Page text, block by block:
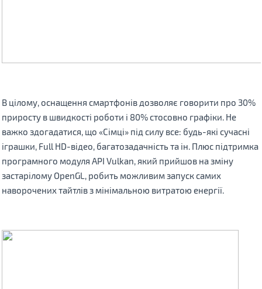
В цілому, оснащення смартфонів дозволяє говорити про 30%
приросту в швидкості роботи і 80% стосовно графіки. Не
важко здогадатися, що «Сімці» під силу все: будь-які сучасні
іграшки, Full HD-відео, багатозадачність та ін. Плюс підтримка
програмного модуля API Vulkan, який прийшов на зміну
застарілому OpenGL, робить можливим запуск самих
наворочених тайтлів з мінімальною витратою енергії.